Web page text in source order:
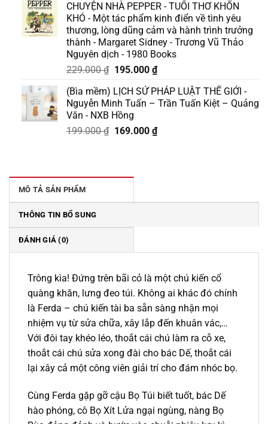
là:
175.000 ₫.
tại
là:
158.000 ₫.
CHUYỆN NHÀ PEPPER - TUỔI THƠ KHỐN
KHÓ - Một tác phẩm kinh điển về tình yêu
thương, lòng dũng cảm và hành trình trưởng
thành - Margaret Sidney - Trương Vũ Thảo
Nguyên dịch - 1980 Books
229.000₫ Giá
là:
229.000 ₫.
195.000 ₫Giá
tại
là:
(Bìa mềm) LỊCH SỬ PHÁP LUẬT THẾ GIỚI -
Nguyễn Minh Tuấn – Trần Tuấn Kiệt – Quảng
Văn - NXB Hồng
199.000₫ Giá
169.000 ₫Giá
MÔ TẢ SẢN PHẨM
THÔNG TIN BỔ SUNG
ĐÁNH GIÁ (0)
Trông kìa! Đứng trên bãi cỏ là một chú kiến cổ
quàng khăn, lưng đeo túi. Không ai khác đó chính
là Ferda – chú kiến tài ba sẵn sàng nhận mọi
nhiệm vụ từ sửa chữa, xây lắp đến khuân vác,…
Với đôi tay khéo léo, thoắt cái chú làm ra cỗ xe,
thoắt cái chú sửa xong đài cho bác Dế, thoắt cái
lại xây cả một công viên giải trí cho đám nhóc bọ.
Cùng Ferda gặp gỡ cậu Bọ Túi biết tuốt, bác Dế
hào phóng, cô Bọ Xít Lửa ngại ngùng, nàng Bọ